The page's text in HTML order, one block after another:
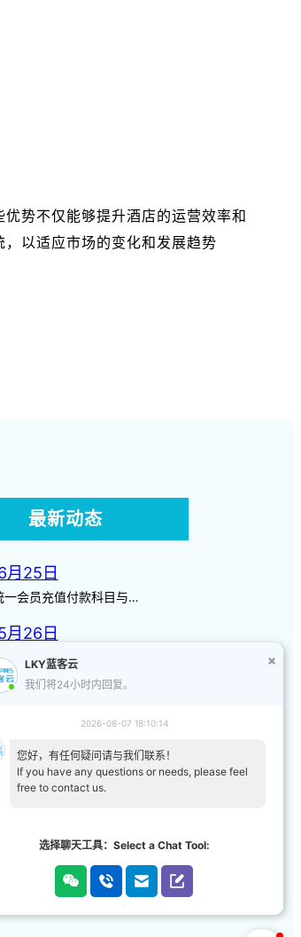
势不仅能够提升酒店的运营效率和
以适应市场的变化和发展趋势
最新动态
月25日
一会员充值付款科目与…
月26日
定义储值金额 背景案…
月14日
面图标 【优化】日历…
语/朝鲜语한국어、日本語
智慧酒店
LKY蓝客云
我们将24小时内回复。
2026-08-07 18:10:14
您好，有任何疑问请与我们联系！
If you have any questions or needs, please feel
free to contact us.
选择聊天工具：Select a Chat Tool: